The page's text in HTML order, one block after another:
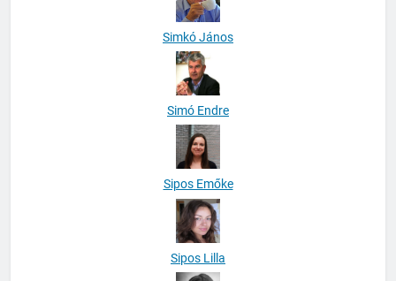
Simkó János
Simó Endre
Sipos Emőke
Sipos Lilla